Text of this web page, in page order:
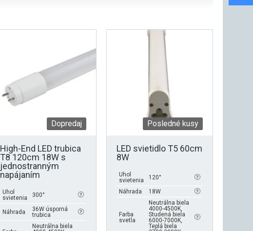
High-End LED trubica
T8 120cm 18W s
jednostranným
napájaním
Dopredaj
Uhol
svietenia
300°
Náhrada
36W úsporná
trubica
Neutrálna biela
LED svietidlo T5 60cm
8W
Posledné kusy
Uhol
svietenia
120°
Náhrada 18W
Farba
svetla
Neutrálna biela
4000-4500K,
Studená biela
6000-7000K,
Teplá biela